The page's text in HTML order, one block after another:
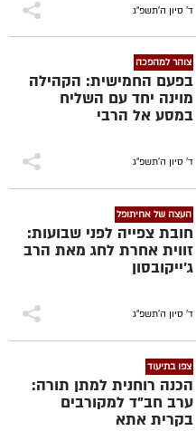
ד' סיון ה׳תשפ״ג
צוהר למהפכה
בפעם החמישית: הקהילה
מוינה יחד עם השליח
במסע אל הרבי
ד' סיון ה׳תשפ״ג
העצה של אחיתופל
חובת צפייה לפני שבועות:
זווית אחרת לחג מאת הרב
ג'ייקובסון
ד' סיון ה׳תשפ״ג
צפו בתיעוד
הכנה רוחנית למתן תורה:
ערב חב"ד למקורבים
בקרית אתא